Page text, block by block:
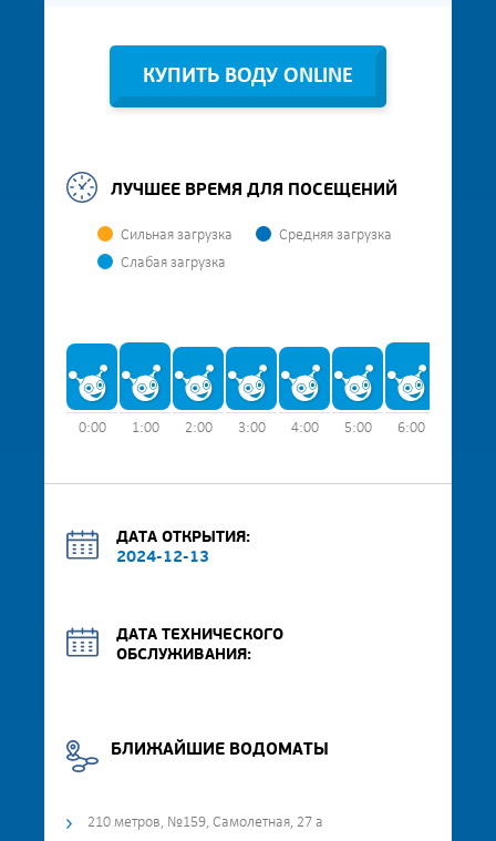
КУПИТЬ ВОДУ ONLINE
ЛУЧШЕЕ ВРЕМЯ ДЛЯ ПОСЕЩЕНИЙ
Сильная загрузка
Средняя загрузка
Слабая загрузка
0:00 1:00 2:00 3:00 4:00 5:00 6:00
ДАТА ОТКРЫТИЯ:
2024-12-13
ДАТА ТЕХНИЧЕСКОГО
ОБСЛУЖИВАНИЯ:
БЛИЖАЙШИЕ ВОДОМАТЫ
210 метров, №159, Самолетная, 27 а